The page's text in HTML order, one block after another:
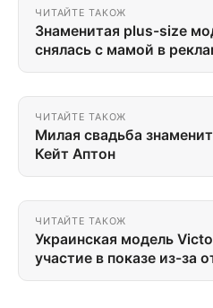
ЧИТАЙТЕ ТАКОЖ
Знаменитая plus-size
снялась с мамой в
ЧИТАЙТЕ ТАКОЖ
Милая свадьба
Кейт Аптон
ЧИТАЙТЕ ТАКОЖ
Украинская модель
участие в показе из-за